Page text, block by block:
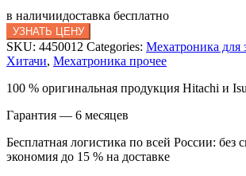
в наличиидоставка бесплатно
УЗНАТЬ ЦЕНУ
SKU: 4450012 Categories: Мехатроника для
Хитачи, Мехатроника прочее
100 % оригинальная продукция Hitachi и
Гарантия — 6 месяцев
Бесплатная логистика по всей России: без
экономия до 15 % на доставке